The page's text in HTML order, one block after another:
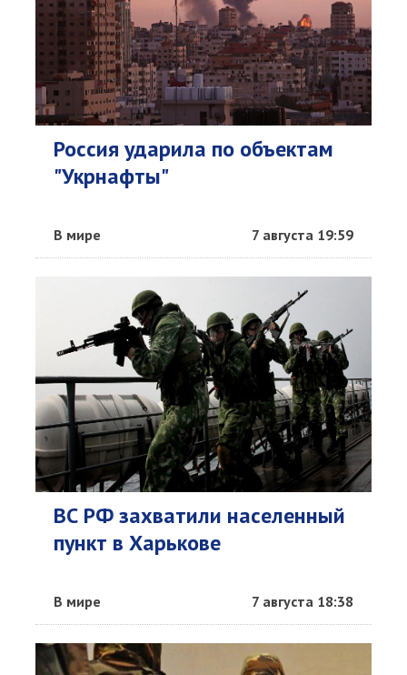
Россия ударила по объектам
"Укрнафты"
В мире 7 августа 19:59
ВС РФ захватили населенный
пункт в Харькове
В мире 7 августа 18:38